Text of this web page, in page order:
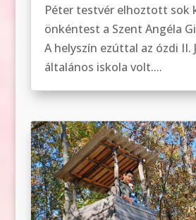
Péter testvér elhoztott sok
önkéntest a Szent Angéla
A helyszín ezúttal az ózdi II.
általános iskola volt....